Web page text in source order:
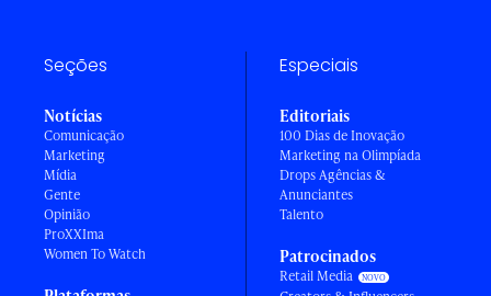
Seções
Notícias
Comunicação
Marketing
Mídia
Gente
Opinião
ProXXIma
Women To Watch
Especiais
Editoriais
100 Dias de Inovação
Marketing na Olimpíada
Drops Agências &
Anunciantes
Talento
Patrocinados
Retail Media